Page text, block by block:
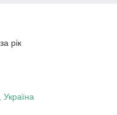
рік